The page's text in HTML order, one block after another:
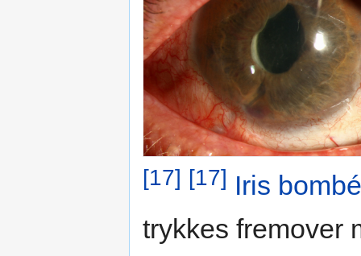
[17] [17] Iris bombé
trykkes fremover